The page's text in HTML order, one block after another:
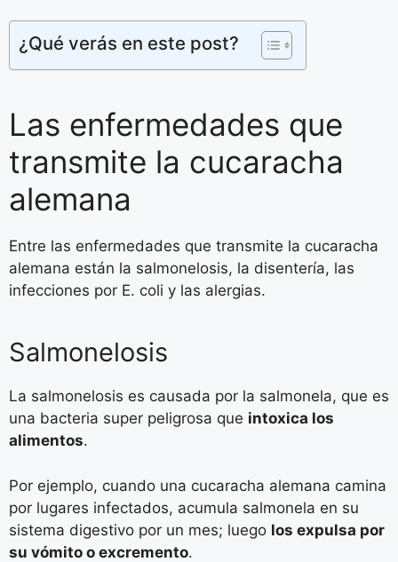
¿Qué verás en este post?
Las enfermedades que
transmite la cucaracha
alemana
Entre las enfermedades que transmite la cucaracha
alemana están la salmonelosis, la disentería, las
infecciones por E. coli y las alergias.
Salmonelosis
La salmonelosis es causada por la salmonela, que es
una bacteria super peligrosa que intoxica los
alimentos.
Por ejemplo, cuando una cucaracha alemana camina
por lugares infectados, acumula salmonela en su
sistema digestivo por un mes; luego los expulsa por
su vómito o excremento.